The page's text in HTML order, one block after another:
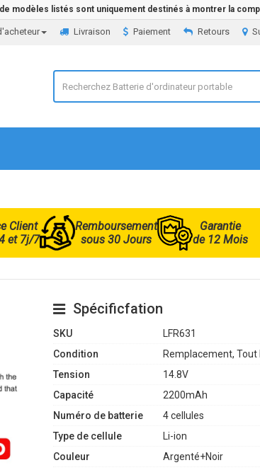
modèles listés sont uniquement destinés à montrer la
Retours
Paiement
Livraison
Client
et 7j/7
Remboursement
sous 30 Jours
Garantie
de 12 Mois
Spécificfation
SKU
LFR631
Condition
Remplacement, Tout
Tension
14.8V
Capacité
2200mAh
Numéro de batterie
4 cellules
Type de cellule
Li-ion
Couleur
Argenté+Noir